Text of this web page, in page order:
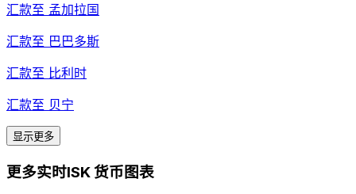
汇款至 孟加拉国
汇款至 巴巴多斯
汇款至 比利时
汇款至 贝宁
显示更多
更多实时ISK 货币图表